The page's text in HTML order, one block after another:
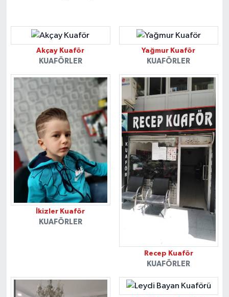
Akçay Kuaför
KUAFÖRLER
Yağmur Kuaför
KUAFÖRLER
İkizler Kuaför
KUAFÖRLER
Recep Kuaför
KUAFÖRLER